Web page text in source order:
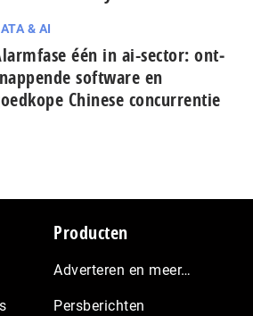
& AI
één in ai-sector: ont­
software en
Chinese con­cur­ren­tie
Producten
Adverteren en meer…
Persberichten